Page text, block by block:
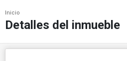
Inicio
Detalles del inmueble